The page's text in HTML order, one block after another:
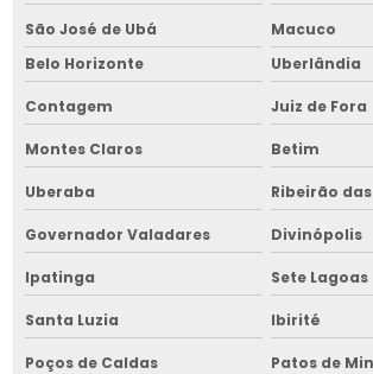
Empresa de máquina de limpeza de grãos
Empresa de máquina de limpeza de grãos na
Empresa de máquina de limpeza de grãos no
Empresa de montagem de silos
Empresa de montagem de silos na bahia
Empresa de picador de lenha
Empresa de picador de lenha na bahia
São José de Ubá
Macuco
Belo Horizonte
Uberlândia
Contagem Juiz de Fora
Montes Claros Betim
Uberaba Ribeirão
Governador Valadares Divinópolis
Ipatinga Sete Lagoas
Santa Luzia Ibirité
Poços de Caldas Patos de